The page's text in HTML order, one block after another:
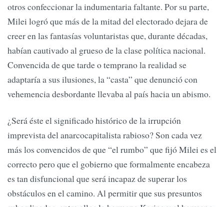
otros confeccionar la indumentaria faltante. Por su parte,
Milei logró que más de la mitad del electorado dejara de
creer en las fantasías voluntaristas que, durante décadas,
habían cautivado al grueso de la clase política nacional.
Convencida de que tarde o temprano la realidad se
adaptaría a sus ilusiones, la “casta” que denunció con
vehemencia desbordante llevaba al país hacia un abismo.
¿Será éste el significado histórico de la irrupción
imprevista del anarcocapitalista rabioso? Son cada vez
más los convencidos de que “el rumbo” que fijó Milei es el
correcto pero que el gobierno que formalmente encabeza
es tan disfuncional que será incapaz de superar los
obstáculos en el camino. Al permitir que sus presuntos